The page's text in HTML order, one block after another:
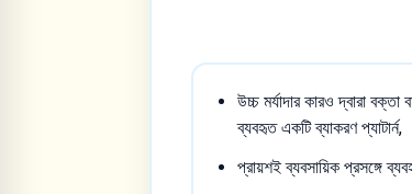
উচ্চ মর্যাদার কারও দ্বারা
ব্যবহৃত একটি ব্যাকরণ প্যাটার্ন,
প্রায়শই ব্যবসায়িক প্রসঙ্গে